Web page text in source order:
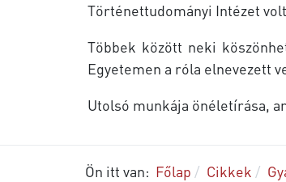
Történettudományi Intézet
Többek között neki
Egyetemen a róla elnevezett
Utolsó munkája önéletírása,
Ön itt van: Főlap Cikkek